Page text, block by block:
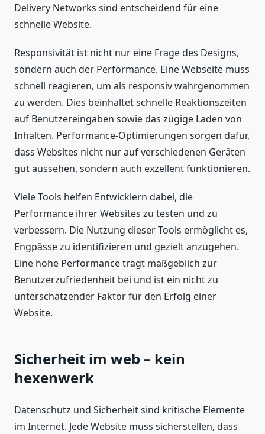
Delivery Networks sind entscheidend für eine
schnelle Website.
Responsivität ist nicht nur eine Frage des Designs,
sondern auch der Performance. Eine Webseite muss
schnell reagieren, um als responsiv wahrgenommen
zu werden. Dies beinhaltet schnelle Reaktionszeiten
auf Benutzereingaben sowie das zügige Laden von
Inhalten. Performance-Optimierungen sorgen dafür,
dass Websites nicht nur auf verschiedenen Geräten
gut aussehen, sondern auch exzellent funktionieren.
Viele Tools helfen Entwicklern dabei, die
Performance ihrer Websites zu testen und zu
verbessern. Die Nutzung dieser Tools ermöglicht es,
Engpässe zu identifizieren und gezielt anzugehen.
Eine hohe Performance trägt maßgeblich zur
Benutzerzufriedenheit bei und ist ein nicht zu
unterschätzender Faktor für den Erfolg einer
Website.
Sicherheit im web – kein
hexenwerk
Datenschutz und Sicherheit sind kritische Elemente
im Internet. Jede Website muss sicherstellen, dass